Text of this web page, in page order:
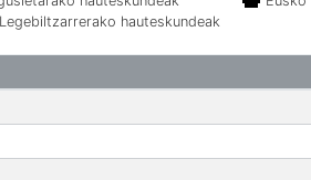
hauteskundeak